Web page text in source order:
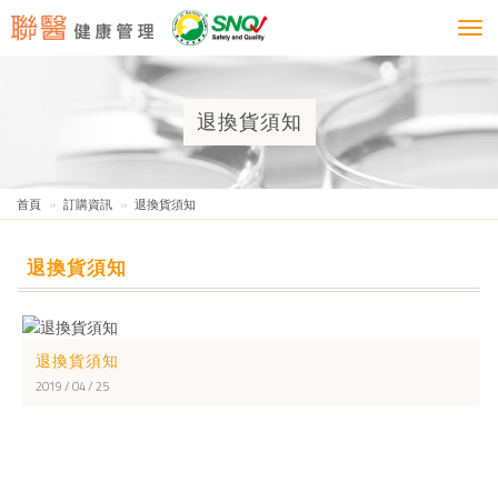
退換貨須知
首頁 訂購資訊 退換貨須知
退換貨須知
退換貨須知
2019 / 04 / 25